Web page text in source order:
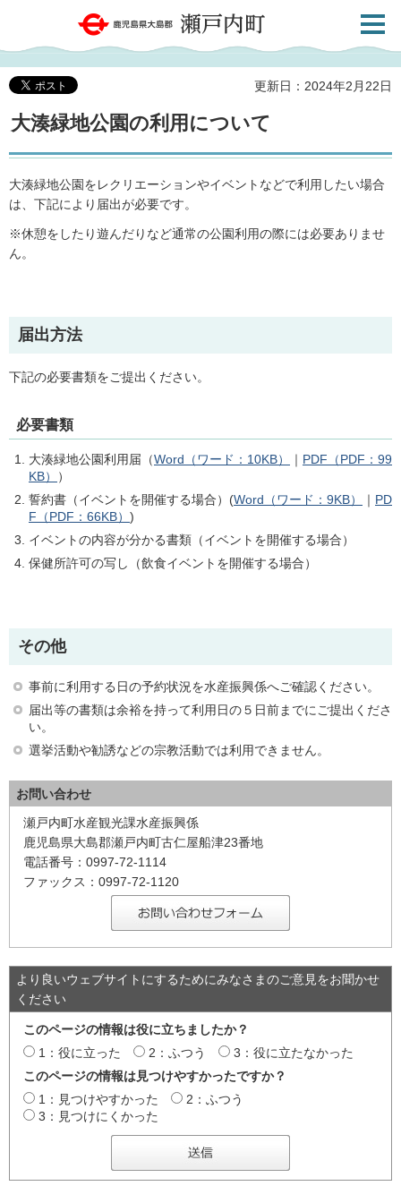
鹿児島県大島郡 瀬戸内町
共通メ
更新日：2024年2月22日
大湊緑地公園の利用について
大湊緑地公園をレクリエーションやイベントなどで利用したい場合
は、下記により届出が必要です。
※休憩をしたり遊んだりなど通常の公園利用の際には必要ありませ
ん。
届出方法
下記の必要書類をご提出ください。
必要書類
大湊緑地公園利用届（Word（ワード：10KB） ｜ PDF（PDF：99
KB）
）
誓約書（イベントを開催する場合）(Word（ワード：9KB） ｜ PD
F（PDF：66KB） )
イベントの内容が分かる書類（イベントを開催する場合）
保健所許可の写し（飲食イベントを開催する場合）
その他
事前に利用する日の予約状況を水産振興係へご確認ください。
届出等の書類は余裕を持って利用日の５日前までにご提出くださ
い。
選挙活動や勧誘などの宗教活動では利用できません。
お問い合わせ
瀬戸内町水産観光課水産振興係
鹿児島県大島郡瀬戸内町古仁屋船津23番地
電話番号：0997-72-1114
ファックス：0997-72-1120
より良いウェブサイトにするためにみなさまのご意見をお聞かせ
ください
このページの情報は役に立ちましたか？
1：役に立った
2：ふつう
3：役に立たなかった
このページの情報は見つけやすかったですか？
1：見つけやすかった
2：ふつう
3：見つけにくかった